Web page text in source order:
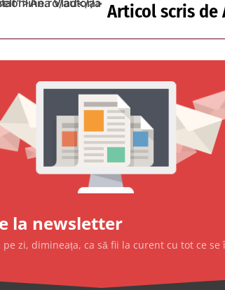
Articol scris de
la newsletter
zi, dimineața, ca să fii la curent cu tot ce se